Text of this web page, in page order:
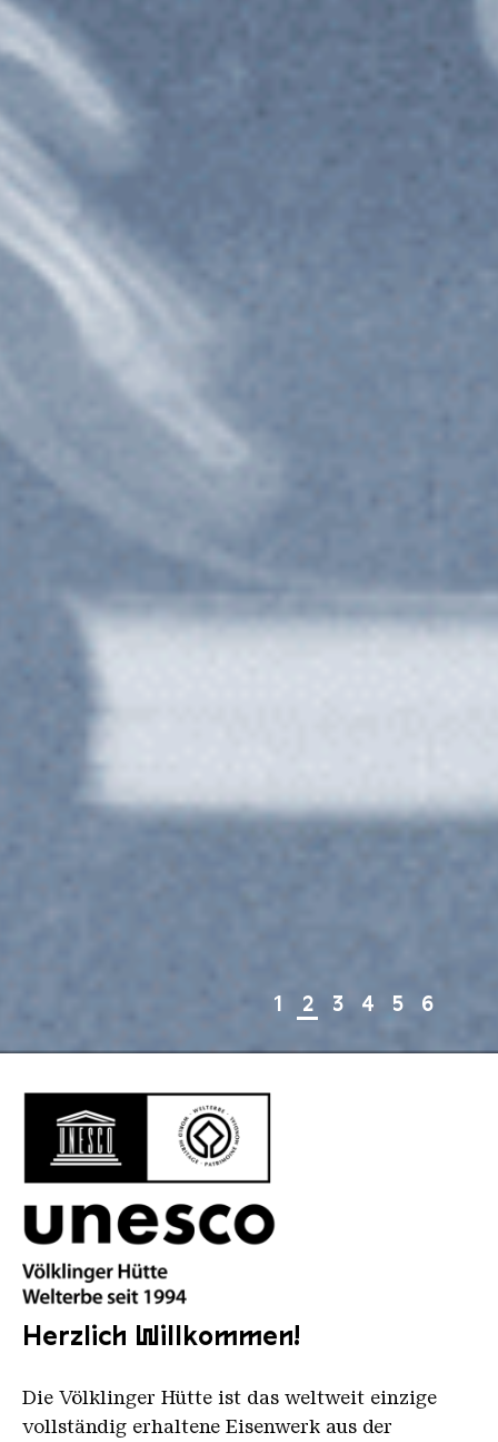
1 2 3 4 5 6
logo unesco voelklinger huette 2021 schwarz
Herzlich Willkommen!
Die Völklinger Hütte ist das weltweit einzige
vollständig erhaltene Eisenwerk aus der